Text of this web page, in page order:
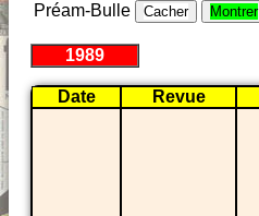
Préam-Bulle Cacher Montrer
1989
Date Revue